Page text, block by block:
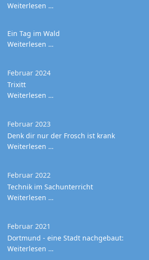
Weiterlesen …
Ein Tag im Wald
Weiterlesen …
Februar 2024
Trixitt
Weiterlesen …
Februar 2023
Denk dir nur der Frosch ist krank
Weiterlesen …
Februar 2022
Technik im Sachunterricht
Weiterlesen …
Februar 2021
Dortmund - eine Stadt nachgebaut:
Weiterlesen …